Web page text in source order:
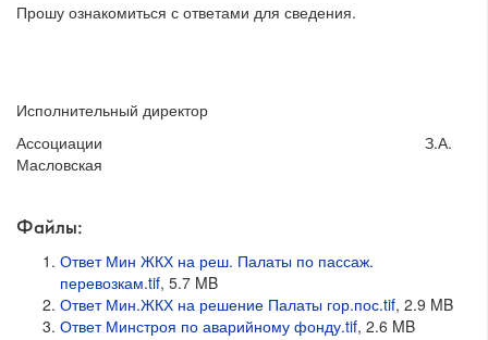
Прошу ознакомиться с ответами для сведения.
Исполнительный директор
Ассоциации З.А.
Масловская
Файлы:
Ответ Мин ЖКХ на реш. Палаты по пассаж.
перевозкам.tif, 5.7 MB
Ответ Мин.ЖКХ на решение Палаты гор.пос.tif, 2.9 MB
Ответ Минстроя по аварийному фонду.tif, 2.6 MB